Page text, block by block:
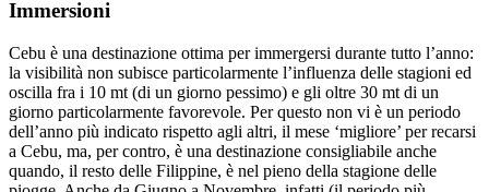
Immersioni
Cebu è una destinazione ottima per immergersi durante tutto l’anno:
la visibilità non subisce particolarmente l’influenza delle stagioni ed
oscilla fra i 10 mt (di un giorno pessimo) e gli oltre 30 mt di un
giorno particolarmente favorevole. Per questo non vi è un periodo
dell’anno più indicato rispetto agli altri, il mese ‘migliore’ per recarsi
a Cebu, ma, per contro, è una destinazione consigliabile anche
quando, il resto delle Filippine, è nel pieno della stagione delle